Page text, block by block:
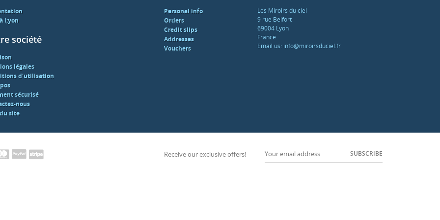
Pink quartz bracelet
10.00Tax included
l;yon
société
légales
d'utilisation
sécurisé
nous
site
Personal info
Orders
Credit slips
Addresses
Vouchers
Les Miroirs du ciel
9 rue Belfort
69004 Lyon
France
Email us: info@miroirsduciel.fr
Receive our exclusive offers! SUBSCRIBE